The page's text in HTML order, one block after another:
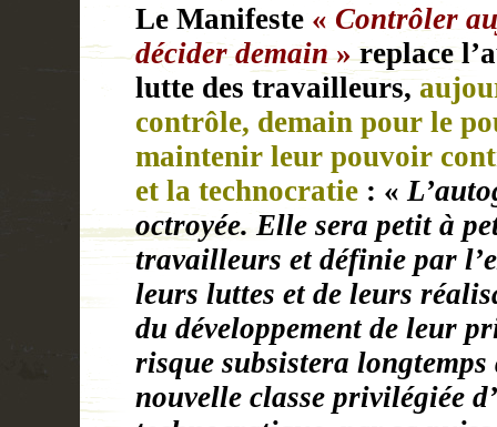
Le Manifeste « Contrôler
décider demain»replace
lutte des travailleurs,
contrôle, demain pour le
maintenir leur pouvoir
et la technocratie : «
octroyée. Elle sera petit à
travailleurs et définie par
leurs luttes et de leurs
du développement de leur
risque subsistera
nouvelle classe privilégiée